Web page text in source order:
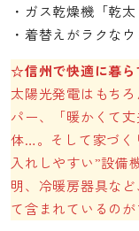
・ガス乾燥機「乾
・着替えがラクな
☆信州で快適に暮
太陽光発電はもち
パー、「暖かくて
体…。そして家づく
入れしやすい”設備
明、冷暖房器具な
て含まれているの